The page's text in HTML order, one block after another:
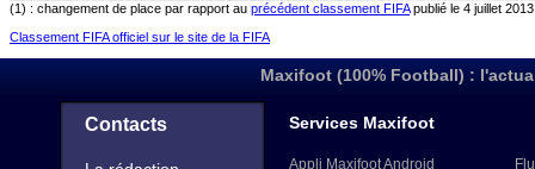
(1) : changement de place par rapport au précédent classement FIFApublié le 4 juillet 2013
Classement FIFA officiel sur le site de la FIFA
Maxifoot (100% Football) :
Contacts Services Maxifoot
Appli Maxifoot Android